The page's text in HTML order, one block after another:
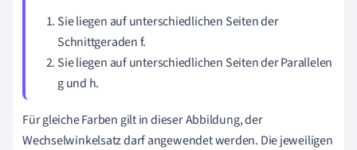
Sie liegen auf unterschiedlichen Seiten der
Schnittgeraden f.
Sie liegen auf unterschiedlichen Seiten der Parallelen
g und h.
Für gleiche Farben gilt in dieser Abbildung, der
Wechselwinkelsatz darf angewendet werden. Die jeweiligen